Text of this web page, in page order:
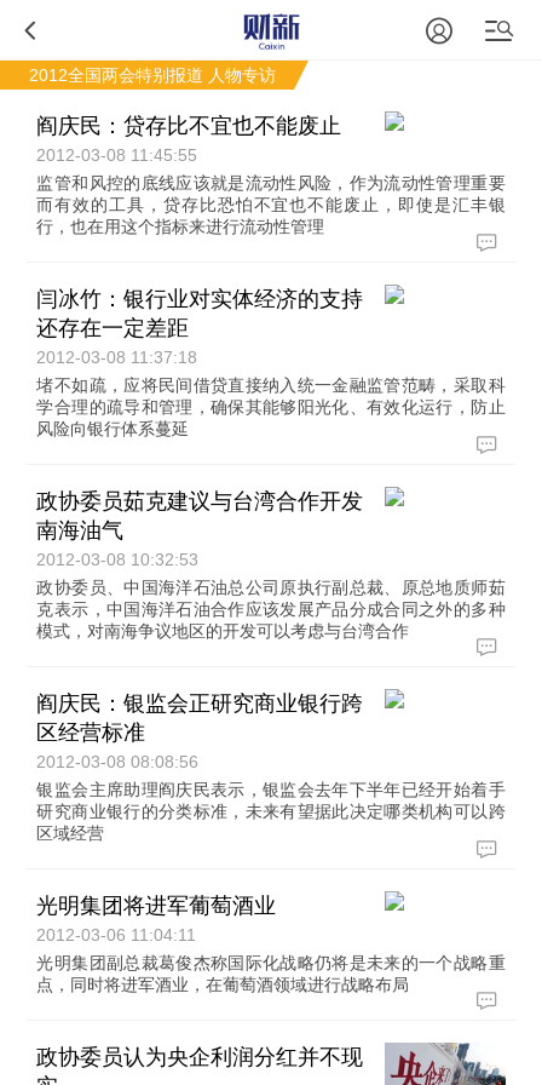
2012全国两会特别报道 人物专访
阎庆民：贷存比不宜也不能废止
2012-03-08 11:45:55
监管和风控的底线应该就是流动性风险，作为流动性管理重要
而有效的工具，贷存比恐怕不宜也不能废止，即使是汇丰银
行，也在用这个指标来进行流动性管理
闫冰竹：银行业对实体经济的支持
还存在一定差距
2012-03-08 11:37:18
堵不如疏，应将民间借贷直接纳入统一金融监管范畴，采取科
学合理的疏导和管理，确保其能够阳光化、有效化运行，防止
风险向银行体系蔓延
政协委员茹克建议与台湾合作开发
南海油气
2012-03-08 10:32:53
政协委员、中国海洋石油总公司原执行副总裁、原总地质师茹
克表示，中国海洋石油合作应该发展产品分成合同之外的多种
模式，对南海争议地区的开发可以考虑与台湾合作
阎庆民：银监会正研究商业银行跨
区经营标准
2012-03-08 08:08:56
银监会主席助理阎庆民表示，银监会去年下半年已经开始着手
研究商业银行的分类标准，未来有望据此决定哪类机构可以跨
区域经营
光明集团将进军葡萄酒业
2012-03-06 11:04:11
光明集团副总裁葛俊杰称国际化战略仍将是未来的一个战略重
点，同时将进军酒业，在葡萄酒领域进行战略布局
政协委员认为央企利润分红并不现